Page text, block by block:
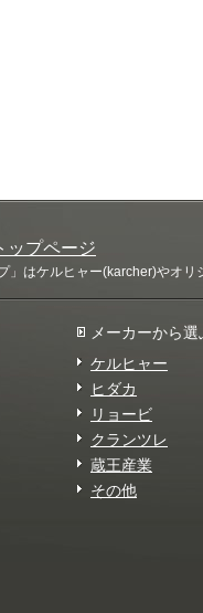
プページ
はケルヒャー(karcher)やオ
メーカーから選
ケルヒャー
ヒダカ
リョービ
クランツレ
蔵王産業
その他